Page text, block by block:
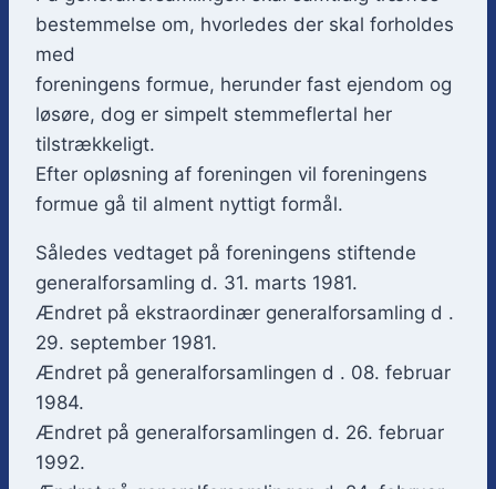
bestemmelse om, hvorledes der skal forholdes
med
foreningens formue, herunder fast ejendom og
løsøre, dog er simpelt stemmeflertal her
tilstrækkeligt.
Efter opløsning af foreningen vil foreningens
formue gå til alment nyttigt formål.
Således vedtaget på foreningens stiftende
generalforsamling d. 31. marts 1981.
Ændret på ekstraordinær generalforsamling d .
29. september 1981.
Ændret på generalforsamlingen d . 08. februar
1984.
Ændret på generalforsamlingen d. 26. februar
1992.